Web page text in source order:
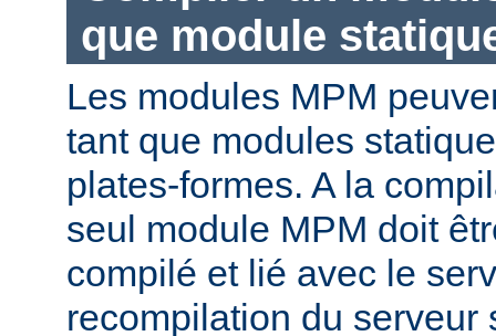
que module
Les modules MPM
tant que modules
plates-formes. A la
seul module MPM doit
compilé et lié avec le
recompilation du serveur